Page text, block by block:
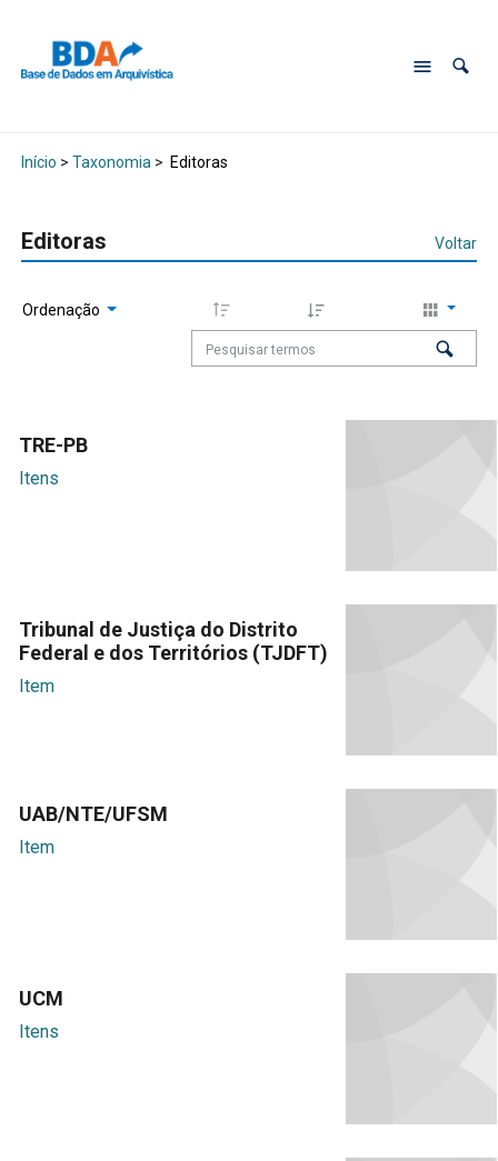
Início > Taxonomia > Editoras
Editoras Voltar
Ordenação
TRE-PB
Itens
Tribunal de Justiça do Distrito
Federal e dos Territórios (TJDFT)
Item
UAB/NTE/UFSM
Item
UCM
Itens